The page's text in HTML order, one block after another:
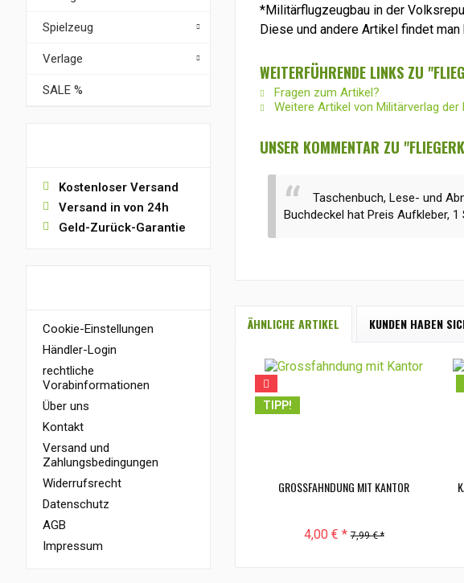
Spielzeug
Verlage
SALE %
Kostenloser Versand
Versand in von 24h
Geld-Zurück-Garantie
Cookie-Einstellungen
Händler-Login
rechtliche
Vorabinformationen
Über uns
Kontakt
Versand und
Zahlungsbedingungen
Widerrufsrecht
Datenschutz
AGB
Impressum
*Militärflugzeugbau in der
Diese und andere Artikel findet man
WEITERFÜHRENDE LINKS ZU
Fragen zum Artikel?
Weitere Artikel von Militärverlag der
UNSER KOMMENTAR ZU
Taschenbuch, Lese- und
Buchdeckel hat Preis Aufkleber,
ÄHNLICHE ARTIKEL KUNDEN HABEN
TIPP!
GROSSFAHNDUNG MIT KANTOR
4,00 € * 7,99 € *